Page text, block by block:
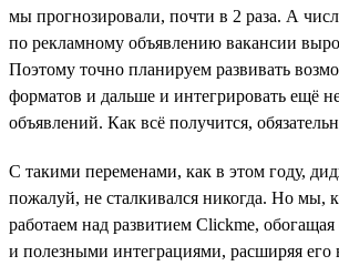
мы прогнозировали, почти в 2 раза. А
по рекламному объявлению вакансии
Поэтому точно планируем развивать
форматов и дальше и интегрировать ещё
объявлений. Как всё получится,
С такими переменами, как в этом году,
пожалуй, не сталкивался никогда. Но мы,
работаем над развитием Clickme,
и полезными интеграциями, расширяя